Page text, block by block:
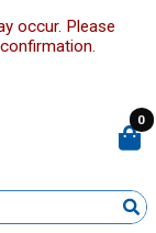
occur. Please
0